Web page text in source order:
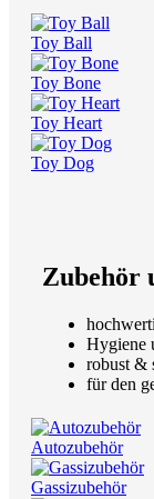
Toy Ball
Toy Bone
Toy Heart
Toy Dog
Zubehör
Hygiene
robust &
für den
Autozubehör
Gassizubehör